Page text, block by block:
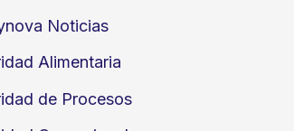
Noticias
Alimentaria
de Procesos